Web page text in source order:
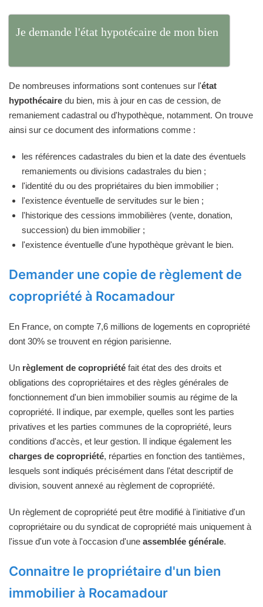
Je demande l'état hypotécaire de mon bien
De nombreuses informations sont contenues sur l'état
hypothécaire du bien, mis à jour en cas de cession, de
remaniement cadastral ou d'hypothèque, notamment. On trouve
ainsi sur ce document des informations comme :
les références cadastrales du bien et la date des éventuels
remaniements ou divisions cadastrales du bien ;
l'identité du ou des propriétaires du bien immobilier ;
l'existence éventuelle de servitudes sur le bien ;
l'historique des cessions immobilières (vente, donation,
succession) du bien immobilier ;
l'existence éventuelle d'une hypothèque grèvant le bien.
Demander une copie de règlement de
copropriété à Rocamadour
En France, on compte 7,6 millions de logements en copropriété
dont 30% se trouvent en région parisienne.
Un règlement de copropriété fait état des des droits et
obligations des copropriétaires et des règles générales de
fonctionnement d'un bien immobilier soumis au régime de la
copropriété. Il indique, par exemple, quelles sont les parties
privatives et les parties communes de la copropriété, leurs
conditions d'accès, et leur gestion. Il indique également les
charges de copropriété, réparties en fonction des tantièmes,
lesquels sont indiqués précisément dans l'état descriptif de
division, souvent annexé au règlement de copropriété.
Un règlement de copropriété peut être modifié à l'initiative d'un
copropriétaire ou du syndicat de copropriété mais uniquement à
l'issue d'un vote à l'occasion d'une assemblée générale.
Connaitre le propriétaire d'un bien
immobilier à Rocamadour